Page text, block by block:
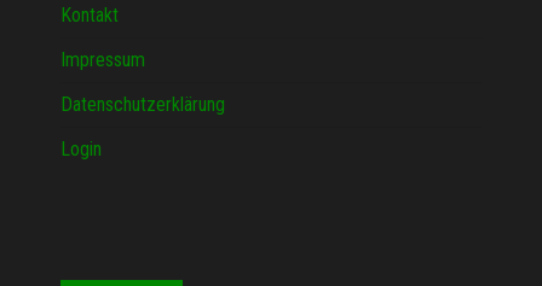
Kontakt
Impressum
Datenschutzerklärung
Login